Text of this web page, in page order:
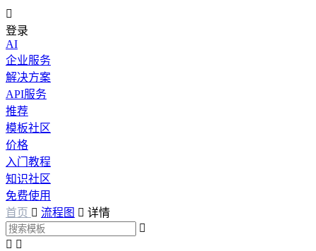

登录
AI
企业服务
解决方案
API服务
推荐
模板社区
价格
入门教程
知识社区
免费使用
首页  流程图  详情

 